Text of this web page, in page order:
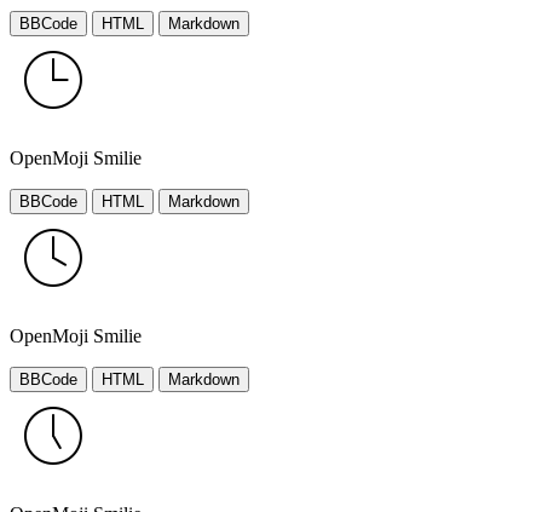
BBCode HTML Markdown
OpenMoji Smilie
BBCode HTML Markdown
OpenMoji Smilie
BBCode HTML Markdown